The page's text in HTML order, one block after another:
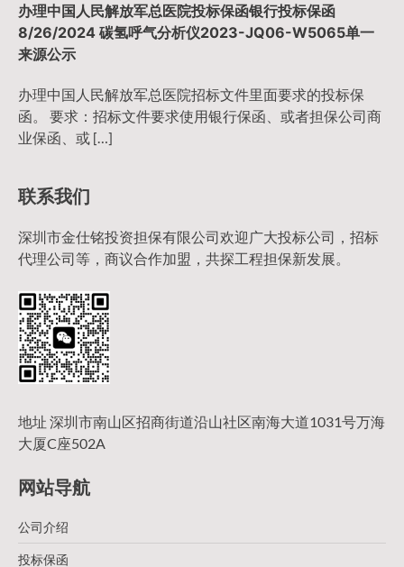
办理中国人民解放军总医院投标保函银行投标保函
8/26/2024 碳氢呼气分析仪2023-JQ06-W5065单一
来源公示
办理中国人民解放军总医院招标文件里面要求的投标保
函。 要求：招标文件要求使用银行保函、或者担保公司商
业保函、或 […]
联系我们
深圳市金仕铭投资担保有限公司欢迎广大投标公司，招标
代理公司等，商议合作加盟，共探工程担保新发展。
地址 深圳市南山区招商街道沿山社区南海大道1031号万海
大厦C座502A
网站导航
公司介绍
投标保函